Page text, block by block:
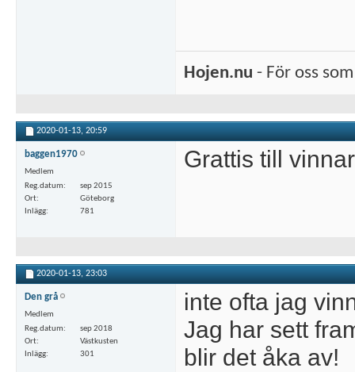
Hojen.nu - För oss
2020-01-13, 20:59
baggen1970
Medlem
Reg.datum
sep 2015
Ort
Göteborg
Inlägg
781
Grattis till
2020-01-13, 23:03
Den grå
Medlem
Reg.datum
sep 2018
Ort
Västkusten
Inlägg
301
inte ofta jag
Jag har sett
blir det åka av!